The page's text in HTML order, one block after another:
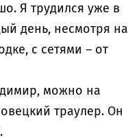
Я трудился уже в
день, несмотря на
с сетями – от
можно на
траулер. Он